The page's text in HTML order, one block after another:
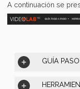
A continuación se
GUÍA